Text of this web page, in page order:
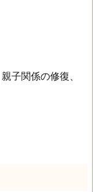
子関係の修復、